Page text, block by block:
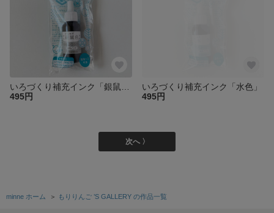
495円
いろづくり補充インク「水色」
495円
次へ 〉
minne ホーム ＞ もりりんご ’S GALLERY の作品一覧